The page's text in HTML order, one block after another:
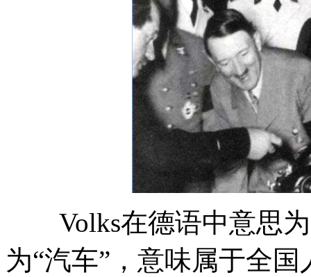
Volks在德语中意思为“
为“汽车”，意味属于全